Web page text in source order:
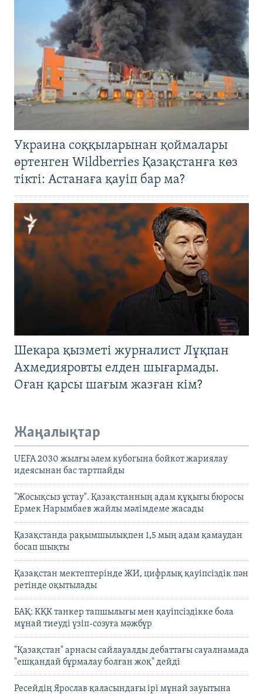
Украина соққыларынан қоймалары
өртенген Wildberries Қазақстанға көз
тікті: Астанаға қауіп бар ма?
Шекара қызметі журналист Лұқпан
Ахмедияровты елден шығармады.
Оған қарсы шағым жазған кім?
Жаңалықтар
UEFA 2030 жылғы әлем кубогына бойкот жариялау
идеясынан бас тартпайды
"Жосықсыз ұстау". Қазақстанның адам құқығы бюросы
Ермек Нарымбаев жайлы мәлімдеме жасады
Қазақстанда рақымшылықпен 1,5 мың адам қамаудан
босап шықты
Қазақстан мектептерінде ЖИ, цифрлық қауіпсіздік пән
ретінде оқытылады
БАҚ: КҚК танкер тапшылығы мен қауіпсіздікке бола
мұнай тиеуді үзіп-созуға мәжбүр
"Қазақстан" арнасы сайлауалды дебаттағы сауалнамада
"ешқандай бұрмалау болған жоқ" дейді
Ресейдің Ярослав қаласындағы ірі мұнай зауытына